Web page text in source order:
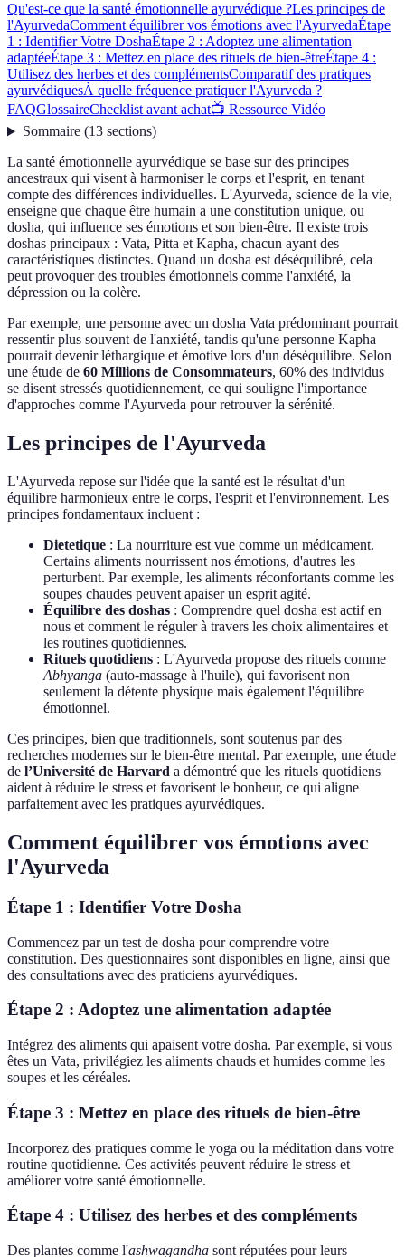
Qu'est-ce que la santé émotionnelle ayurvédique ?Les principes de
l'AyurvedaComment équilibrer vos émotions avec l'AyurvedaÉtape
1 : Identifier Votre DoshaÉtape 2 : Adoptez une alimentation
adaptéeÉtape 3 : Mettez en place des rituels de bien-êtreÉtape 4 :
Utilisez des herbes et des complémentsComparatif des pratiques
ayurvédiquesÀ quelle fréquence pratiquer l'Ayurveda ?
FAQGlossaireChecklist avant achat📺 Ressource Vidéo
Sommaire(13 sections)
La santé émotionnelle ayurvédique se base sur des principes
ancestraux qui visent à harmoniser le corps et l'esprit, en tenant
compte des différences individuelles. L'Ayurveda, science de la vie,
enseigne que chaque être humain a une constitution unique, ou
dosha, qui influence ses émotions et son bien-être. Il existe trois
doshas principaux : Vata, Pitta et Kapha, chacun ayant des
caractéristiques distinctes. Quand un dosha est déséquilibré, cela
peut provoquer des troubles émotionnels comme l'anxiété, la
dépression ou la colère.
Par exemple, une personne avec un dosha Vata prédominant pourrait
ressentir plus souvent de l'anxiété, tandis qu'une personne Kapha
pourrait devenir léthargique et émotive lors d'un déséquilibre. Selon
une étude de 60 Millions de Consommateurs, 60% des individus
se disent stressés quotidiennement, ce qui souligne l'importance
d'approches comme l'Ayurveda pour retrouver la sérénité.
Les principes de l'Ayurveda
L'Ayurveda repose sur l'idée que la santé est le résultat d'un
équilibre harmonieux entre le corps, l'esprit et l'environnement. Les
principes fondamentaux incluent :
Dietetique : La nourriture est vue comme un médicament.
Certains aliments nourrissent nos émotions, d'autres les
perturbent. Par exemple, les aliments réconfortants comme les
soupes chaudes peuvent apaiser un esprit agité.
Équilibre des doshas : Comprendre quel dosha est actif en
nous et comment le réguler à travers les choix alimentaires et
les routines quotidiennes.
Rituels quotidiens : L'Ayurveda propose des rituels comme
Abhyanga (auto-massage à l'huile), qui favorisent non
seulement la détente physique mais également l'équilibre
émotionnel.
Ces principes, bien que traditionnels, sont soutenus par des
recherches modernes sur le bien-être mental. Par exemple, une étude
de l’Université de Harvard a démontré que les rituels quotidiens
aident à réduire le stress et favorisent le bonheur, ce qui aligne
parfaitement avec les pratiques ayurvédiques.
Comment équilibrer vos émotions avec
l'Ayurveda
Étape 1 : Identifier Votre Dosha
Commencez par un test de dosha pour comprendre votre
constitution. Des questionnaires sont disponibles en ligne, ainsi que
des consultations avec des praticiens ayurvédiques.
Étape 2 : Adoptez une alimentation adaptée
Intégrez des aliments qui apaisent votre dosha. Par exemple, si vous
êtes un Vata, privilégiez les aliments chauds et humides comme les
soupes et les céréales.
Étape 3 : Mettez en place des rituels de bien-être
Incorporez des pratiques comme le yoga ou la méditation dans votre
routine quotidienne. Ces activités peuvent réduire le stress et
améliorer votre santé émotionnelle.
Étape 4 : Utilisez des herbes et des compléments
Des plantes comme l'ashwagandha sont réputées pour leurs